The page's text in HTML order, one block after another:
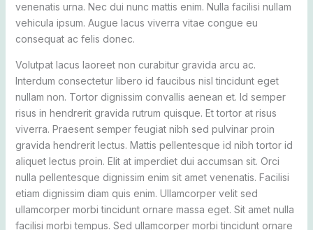
venenatis urna. Nec dui nunc mattis enim. Nulla facilisi nullam
vehicula ipsum. Augue lacus viverra vitae congue eu
consequat ac felis donec.
Volutpat lacus laoreet non curabitur gravida arcu ac.
Interdum consectetur libero id faucibus nisl tincidunt eget
nullam non. Tortor dignissim convallis aenean et. Id semper
risus in hendrerit gravida rutrum quisque. Et tortor at risus
viverra. Praesent semper feugiat nibh sed pulvinar proin
gravida hendrerit lectus. Mattis pellentesque id nibh tortor id
aliquet lectus proin. Elit at imperdiet dui accumsan sit. Orci
nulla pellentesque dignissim enim sit amet venenatis. Facilisi
etiam dignissim diam quis enim. Ullamcorper velit sed
ullamcorper morbi tincidunt ornare massa eget. Sit amet nulla
facilisi morbi tempus. Sed ullamcorper morbi tincidunt ornare